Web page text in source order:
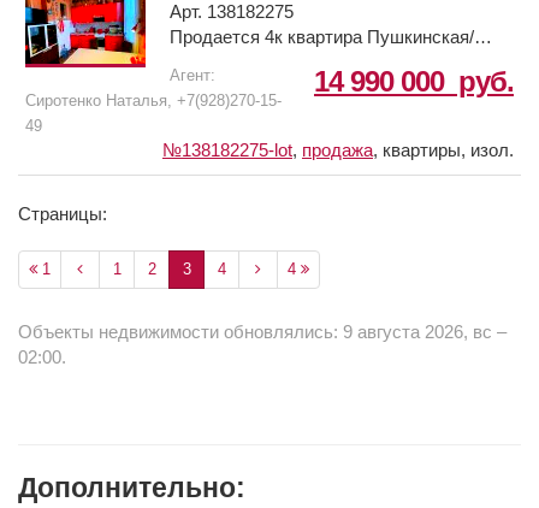
Арт. 138182275
Продается 4к квартира Пушкинская/
В квартире остается вся мебель и
техника. Шикарное месторасположение,
развитая инфраструктура.
14 990 000 руб.
Агент:
Сиротенко Наталья, +7(928)270-15-
49
№138182275-lot, продажа, квартиры, изол.
Страницы:
1 1 2 3 4 4
Объекты недвижимости обновлялись: 9 августа 2026, вс –
02:00.
Дополнительно: